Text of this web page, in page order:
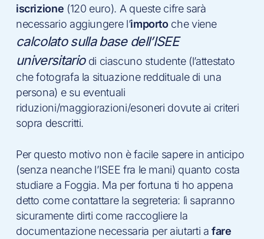
iscrizione (120 euro). A queste cifre sarà
necessario aggiungere l’importo che viene
calcolato sulla base dell’ISEE
universitario di ciascuno studente (l’attestato
che fotografa la situazione reddituale di una
persona) e su eventuali
riduzioni/maggiorazioni/esoneri dovute ai criteri
sopra descritti.
Per questo motivo non è facile sapere in anticipo
(senza neanche l’ISEE fra le mani) quanto costa
studiare a Foggia. Ma per fortuna ti ho appena
detto come contattare la segreteria: lì sapranno
sicuramente dirti come raccogliere la
documentazione necessaria per aiutarti afare